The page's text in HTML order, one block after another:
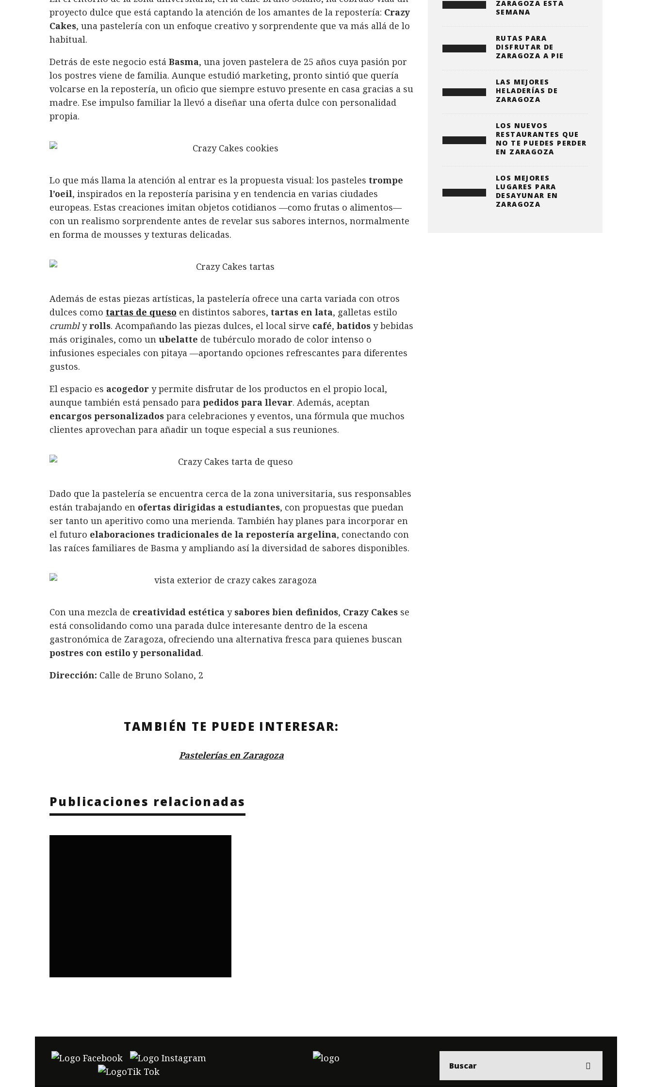
c
e
b
o
k
it
te
r
n
k
e
I
n
at
s
A
p
ai
l
m
p
a
ir
proyecto dulce que está captando la atención de los amantes de la repostería: Crazy
Cakes, una pastelería con un enfoque creativo y sorprendente que va más allá de lo
habitual.
Detrás de este negocio está Basma, una joven pastelera de 25 años cuya pasión por
los postres viene de familia. Aunque estudió marketing, pronto sintió que quería
volcarse en la repostería, un oficio que siempre estuvo presente en casa gracias a su
madre. Ese impulso familiar la llevó a diseñar una oferta dulce con personalidad
propia.
Lo que más llama la atención al entrar es la propuesta visual: los pasteles trompe
l’oeil, inspirados en la repostería parisina y en tendencia en varias ciudades
europeas. Estas creaciones imitan objetos cotidianos —como frutas o alimentos—
con un realismo sorprendente antes de revelar sus sabores internos, normalmente
en forma de mousses y texturas delicadas.
Además de estas piezas artísticas, la pastelería ofrece una carta variada con otros
dulces como tartas de queso en distintos sabores, tartas en lata, galletas estilo
crumblyrolls. Acompañando las piezas dulces, el local sirve café, batidos y bebidas
más originales, como un ubelatte de tubérculo morado de color intenso o
infusiones especiales con pitaya —aportando opciones refrescantes para diferentes
gustos.
El espacio es acogedor y permite disfrutar de los productos en el propio local,
aunque también está pensado para pedidos para llevar. Además, aceptan
encargos personalizados para celebraciones y eventos, una fórmula que muchos
clientes aprovechan para añadir un toque especial a sus reuniones.
Dado que la pastelería se encuentra cerca de la zona universitaria, sus responsables
están trabajando en ofertas dirigidas a estudiantes, con propuestas que puedan
ser tanto un aperitivo como una merienda. También hay planes para incorporar en
el futuro elaboraciones tradicionales de la repostería argelina, conectando con
las raíces familiares de Basma y ampliando así la diversidad de sabores disponibles.
Con una mezcla de creatividad estética y sabores bien definidos, Crazy Cakes se
está consolidando como una parada dulce interesante dentro de la escena
gastronómica de Zaragoza, ofreciendo una alternativa fresca para quienes buscan
postres con estilo y personalidad.
Dirección: Calle de Bruno Solano, 2
TAMBIÉN TE PUEDE INTERESAR:
Pastelerías en Zaragoza
Publicaciones relacionadas
ZARAGOZA ESTA
SEMANA
RUTAS PARA
DISFRUTAR DE
ZARAGOZA A PIE
LAS MEJORES
HELADERÍAS DE
ZARAGOZA
LOS NUEVOS
RESTAURANTES QUE
NO TE PUEDES PERDER
EN ZARAGOZA
LOS MEJORES
LUGARES PARA
DESAYUNAR EN
ZARAGOZA